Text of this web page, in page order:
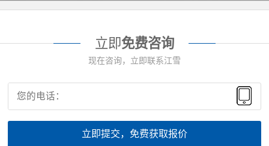
立即免费咨询
现在咨询，立即联系江雪
立即提交，免费获取报价